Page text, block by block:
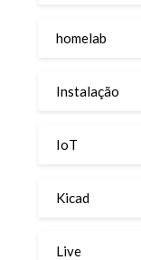
homelab
Instalação
IoT
Kicad
Live